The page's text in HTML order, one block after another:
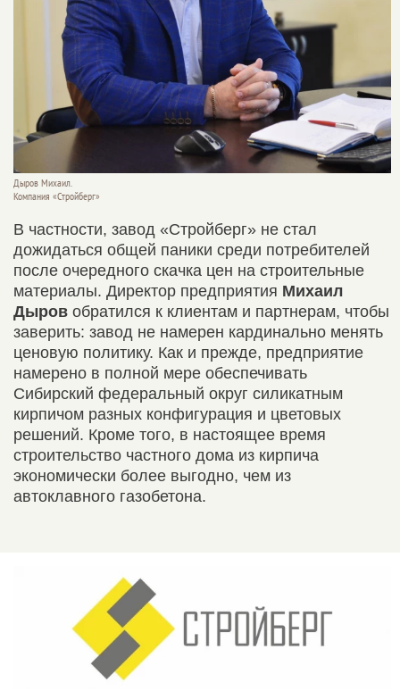
Дыров Михаил.
Компания «Стройберг»
В частности, завод «Стройберг» не стал
дожидаться общей паники среди потребителей
после очередного скачка цен на строительные
материалы. Директор предприятия Михаил
Дыров обратился к клиентам и партнерам, чтобы
заверить: завод не намерен кардинально менять
ценовую политику. Как и прежде, предприятие
намерено в полной мере обеспечивать
Сибирский федеральный округ силикатным
кирпичом разных конфигурация и цветовых
решений. Кроме того, в настоящее время
строительство частного дома из кирпича
экономически более выгодно, чем из
автоклавного газобетона.